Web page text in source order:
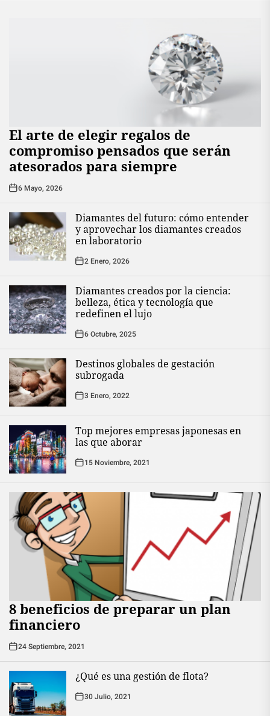
El arte de elegir regalos de
compromiso pensados que serán
atesorados para siempre
6 Mayo, 2026
Diamantes del futuro: cómo entender
y aprovechar los diamantes creados
en laboratorio
2 Enero, 2026
Diamantes creados por la ciencia:
belleza, ética y tecnología que
redefinen el lujo
6 Octubre, 2025
Destinos globales de gestación
subrogada
3 Enero, 2022
Top mejores empresas japonesas en
las que aborar
15 Noviembre, 2021
8 beneficios de preparar un plan
financiero
24 Septiembre, 2021
¿Qué es una gestión de flota?
30 Julio, 2021